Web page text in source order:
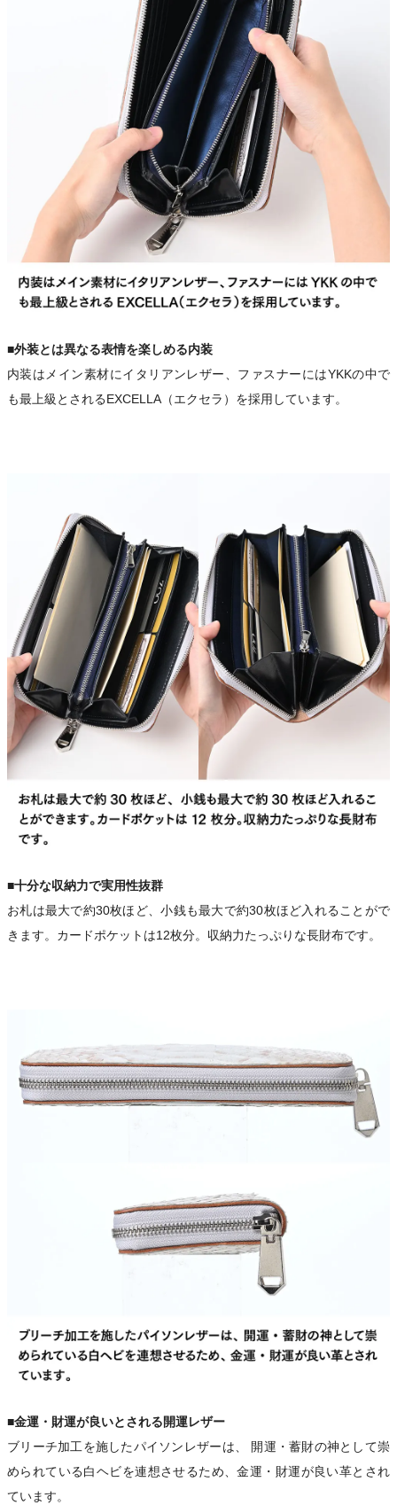
■外装とは異なる表情を楽しめる内装
内装はメイン素材にイタリアンレザー、ファスナーにはYKKの中で
も最上級とされるEXCELLA（エクセラ）を採用しています。
■十分な収納力で実用性抜群
お札は最大で約30枚ほど、小銭も最大で約30枚ほど入れることがで
きます。カードポケットは12枚分。収納力たっぷりな長財布です。
■金運・財運が良いとされる開運レザー
ブリーチ加工を施したパイソンレザーは、 開運・蓄財の神として崇
められている白ヘビを連想させるため、金運・財運が良い革とされ
ています。